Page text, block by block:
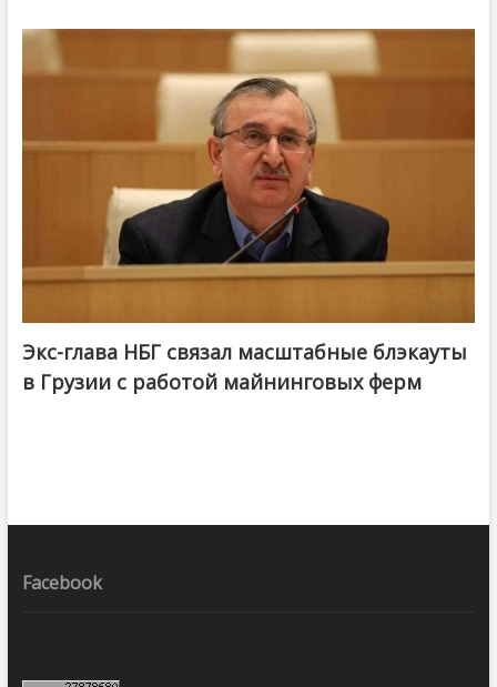
Экс-глава НБГ связал масштабные блэкауты
в Грузии с работой майнинговых ферм
Facebook